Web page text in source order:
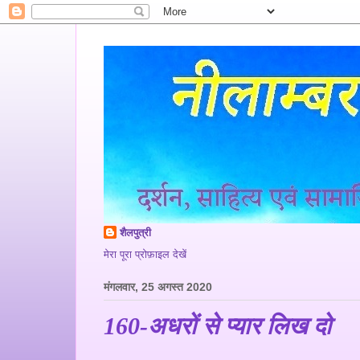
शैलपुत्री
मेरा पूरा प्रोफ़ाइल देखें
मंगलवार, 25 अगस्त 2020
160-अधरों से प्यार लिख दो